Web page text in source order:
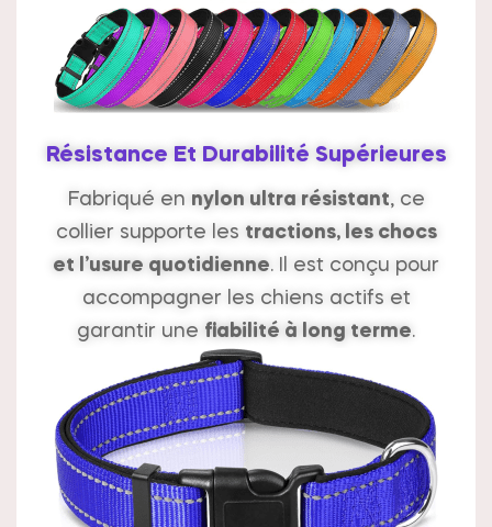
Résistance Et Durabilité Supérieures
Fabriqué en nylon ultra résistant, ce
collier supporte les tractions, les chocs
et l’usure quotidienne. Il est conçu pour
accompagner les chiens actifs et
garantir une fiabilité à long terme.